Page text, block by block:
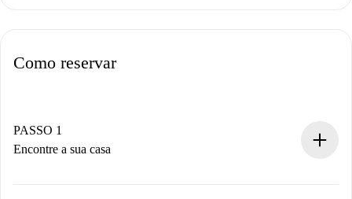
Como reservar
PASSO 1
Encontre a sua casa